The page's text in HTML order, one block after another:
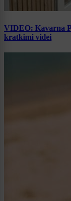
VIDEO: Kavarna
kratkimi videi